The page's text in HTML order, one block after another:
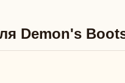
Demon's